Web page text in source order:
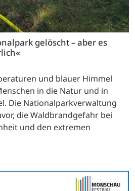
gelöscht – aber es
und blauer Himmel
in die Natur und in
Die Nationalparkverwaltung
die Waldbrandgefahr bei
und den extremen